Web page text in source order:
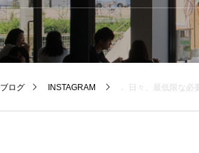
ブログ INSTAGRAM ． 日々、最低限な